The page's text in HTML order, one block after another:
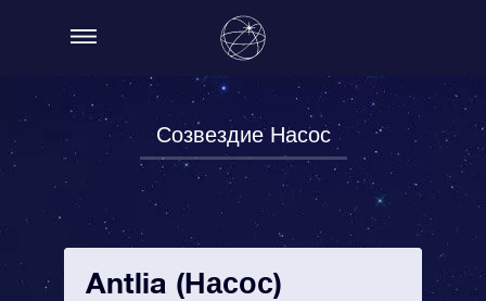
Созвездие Насос
Antlia (Насос)